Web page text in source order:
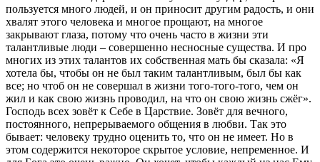
пользуется много людей, и он приносит другим радость, и они
хвалят этого человека и многое прощают, на многое
закрывают глаза, потому что очень часто в жизни эти
талантливые люди – совершенно несносные существа. И про
многих из этих талантов их собственная мать бы сказала: «Я
хотела бы, чтобы он не был таким талантливым, был бы как
все; но чтоб он не совершал в жизни того-того-того, чем он
жил и как свою жизнь проводил, на что он свою жизнь сжёг».
Господь всех зовёт к Себе в Царствие. Зовёт для вечного,
постоянного, непрерываемого общения в любви. Так это
бывает: человеку трудно оценить то, что он не имеет. Но в
этом содержится некоторое скрытое условие, непременное. И